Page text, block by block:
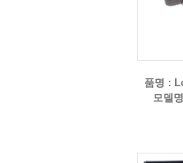
품명 :
모델